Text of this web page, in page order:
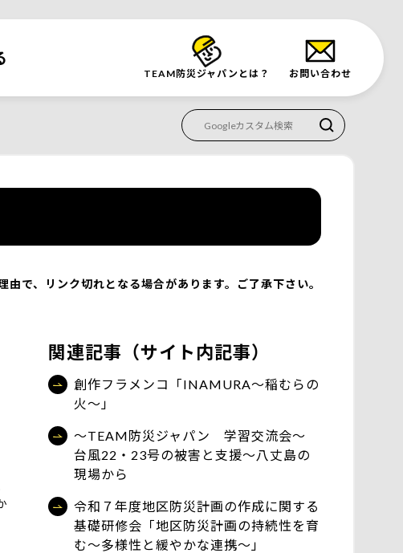
TEAM防災ジャパンとは？ お問い合わせ
由で、リンク切れとなる場合があります。ご了承下さい。
関連記事（サイト内記事）
創作フラメンコ「INAMURA～稲むらの
火～」
～TEAM防災ジャパン 学習交流会～
台風22・23号の被害と支援～八丈島の
現場から
令和７年度地区防災計画の作成に関する
基礎研修会「地区防災計画の持続性を育
む～多様性と緩やかな連携～」